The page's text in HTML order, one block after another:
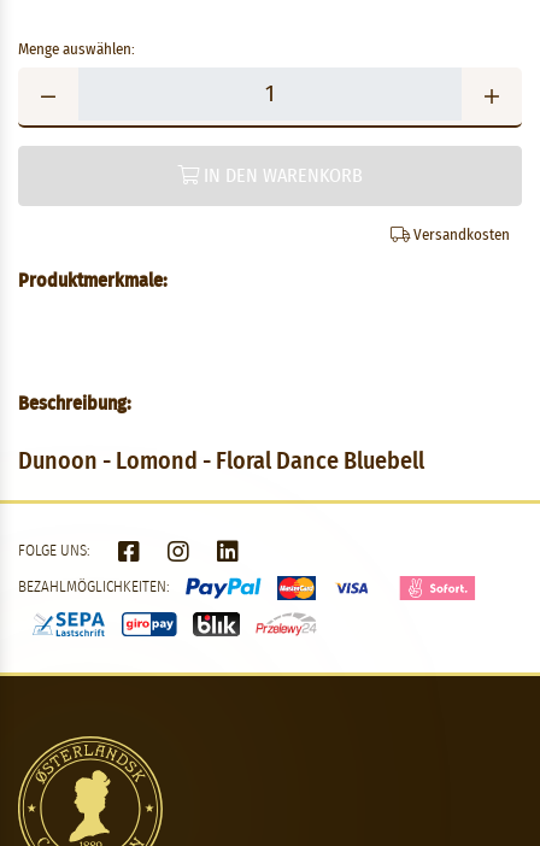
Menge auswählen:
IN DEN WARENKORB
Versandkosten
Produktmerkmale:
Beschreibung:
Dunoon - Lomond - Floral Dance Bluebell
FOLGE UNS:
BEZAHLMÖGLICHKEITEN: